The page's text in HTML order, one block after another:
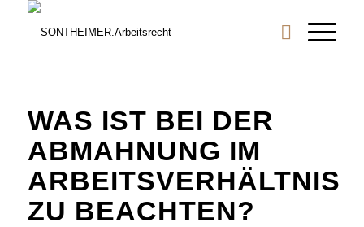
WAS IST BEI DER
ABMAHNUNG IM
ARBEITSVERHÄLTNIS
ZU BEACHTEN?